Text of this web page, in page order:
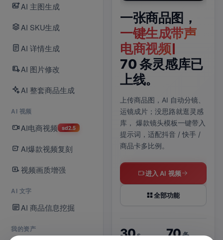
AI 主图生成
AI SKU生成
AI 详情生成
AI 图片修改
AI 整套商品生成
AI 视频
AI电商视频 sd2.5
AI爆款视频复刻
视频画质增强
AI 文字
AI 商品信息挖掘
我的资产
Seedance
2.5，
型
正式上线。
AI 电商视频与爆款视频复刻
成最长支持 30 秒，480P /
立即体验 2.5
2.5
一张商品图，
一键生成带声
电商视频
70 条灵感库已
上线。
上传商品图，AI 自动分镜、
运镜成片；没思路就逛灵感
库， 爆款镜头模板一键带入
提示词，适配抖音 / 快手 /
商品卡多比例。
进入 AI 视频
全部功能
30s 70条